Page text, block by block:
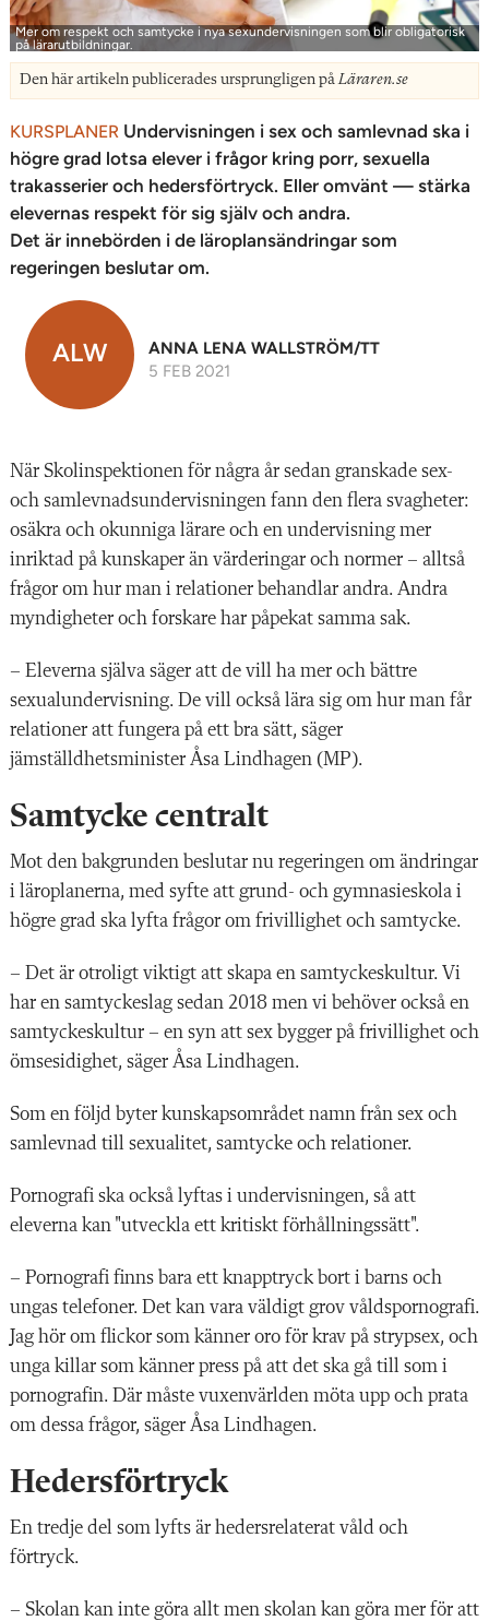
Mer om respekt och samtycke i nya sexundervisningen som blir obligatorisk
på lärarutbildningar.
Den här artikeln publicerades ursprungligen påLäraren.se
KURSPLANER Undervisningen i sex och samlevnad ska i
högre grad lotsa elever i frågor kring porr, sexuella
trakasserier och hedersförtryck. Eller omvänt — stärka
elevernas respekt för sig själv och andra.
Det är innebörden i de läroplansändringar som
regeringen beslutar om.
ALW
ANNA LENA WALLSTRÖM/TT
5 FEB 2021
När Skolinspektionen för några år sedan granskade sex-
och samlevnadsundervisningen fann den flera svagheter:
osäkra och okunniga lärare och en undervisning mer
inriktad på kunskaper än värderingar och normer – alltså
frågor om hur man i relationer behandlar andra. Andra
myndigheter och forskare har påpekat samma sak.
– Eleverna själva säger att de vill ha mer och bättre
sexualundervisning. De vill också lära sig om hur man får
relationer att fungera på ett bra sätt, säger
jämställdhetsminister Åsa Lindhagen (MP).
Samtycke centralt
Mot den bakgrunden beslutar nu regeringen om ändringar
i läroplanerna, med syfte att grund- och gymnasieskola i
högre grad ska lyfta frågor om frivillighet och samtycke.
– Det är otroligt viktigt att skapa en samtyckeskultur. Vi
har en samtyckeslag sedan 2018 men vi behöver också en
samtyckeskultur – en syn att sex bygger på frivillighet och
ömsesidighet, säger Åsa Lindhagen.
Som en följd byter kunskapsområdet namn från sex och
samlevnad till sexualitet, samtycke och relationer.
Pornografi ska också lyftas i undervisningen, så att
eleverna kan "utveckla ett kritiskt förhållningssätt".
– Pornografi finns bara ett knapptryck bort i barns och
ungas telefoner. Det kan vara väldigt grov våldspornografi.
Jag hör om flickor som känner oro för krav på strypsex, och
unga killar som känner press på att det ska gå till som i
pornografin. Där måste vuxenvärlden möta upp och prata
om dessa frågor, säger Åsa Lindhagen.
Hedersförtryck
En tredje del som lyfts är hedersrelaterat våld och
förtryck.
– Skolan kan inte göra allt men skolan kan göra mer för att